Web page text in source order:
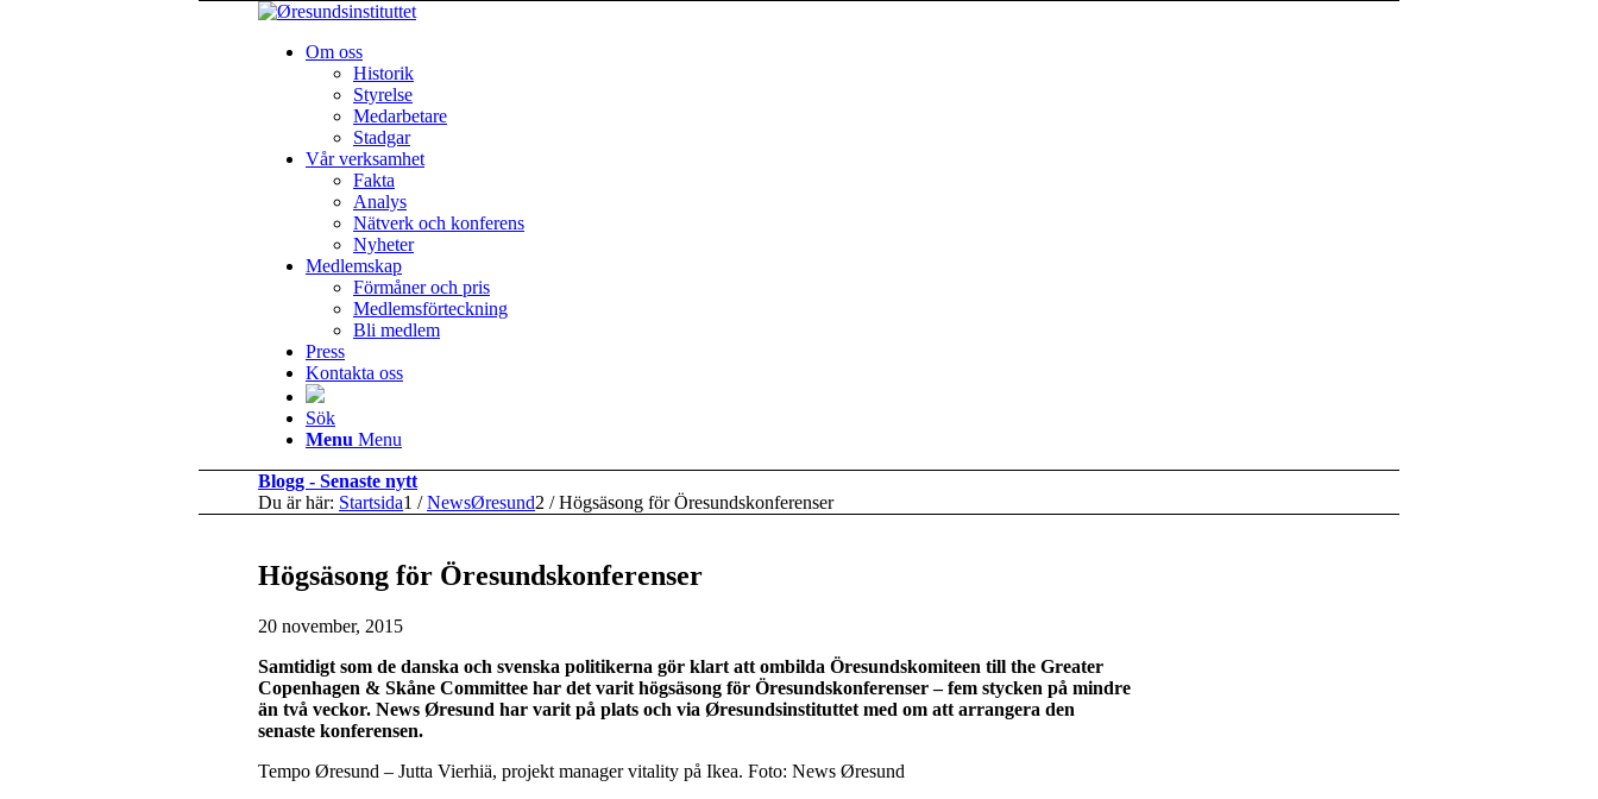
Om oss
Historik
Styrelse
Medarbetare
Stadgar
Vår verksamhet
Fakta
Analys
Nätverk och konferens
Nyheter
Medlemskap
Förmåner och pris
Medlemsförteckning
Bli medlem
Press
Kontakta oss
Sök
Menu Menu
Blogg - Senaste nytt
Du är här: Startsida1 / NewsØresund2 / Högsäsong för Öresundskonferenser
Högsäsong för Öresundskonferenser
20 november, 2015
Samtidigt som de danska och svenska politikerna gör klart att ombilda Öresundskomiteen till the Greater
Copenhagen & Skåne Committee har det varit högsäsong för Öresundskonferenser – fem stycken på mindre
än två veckor. News Øresund har varit på plats och via Øresundsinstituttet med om att arrangera den
senaste konferensen.
Tempo Øresund – Jutta Vierhiä, projekt manager vitality på Ikea. Foto: News Øresund